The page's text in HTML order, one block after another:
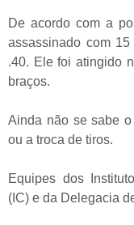
De acordo com a
assassinado com
.40. Ele foi atingido
braços.
Ainda não se sabe
ou a troca de tiros.
Equipes dos
(IC) e da Delegacia